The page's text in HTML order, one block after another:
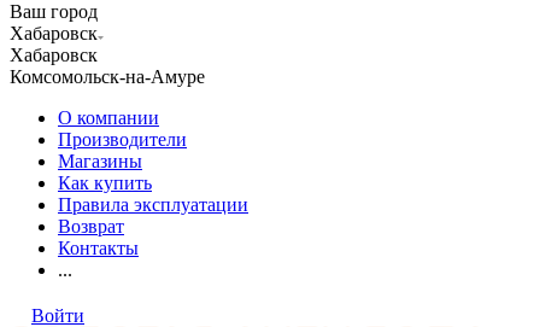
Ваш город
Хабаровск
Хабаровск
Комсомольск-на-Амуре
О компании
Производители
Магазины
Как купить
Правила эксплуатации
Возврат
Контакты
...
Войти